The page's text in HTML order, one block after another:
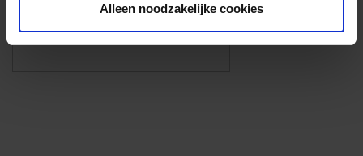
Alleen noodzakelijke cookies Eigen foto’s